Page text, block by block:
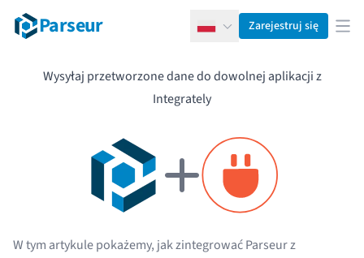
Parseur PolskiZarejestruj się
Wysyłaj przetworzone dane do dowolnej aplikacji z
Integrately
W tym artykule pokażemy, jak zintegrować Parseur z